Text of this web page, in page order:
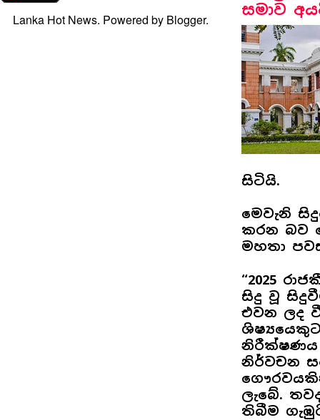
Lanka Hot News. Powered by Blogger.
සමාව
සිටියි.
මෙවැනි
කරන බව
මහතා
“2025
සිදු වූ
එවන ලද
නිරීක්ෂණය
නිර්වචන
ලැබේ.
තිබීම